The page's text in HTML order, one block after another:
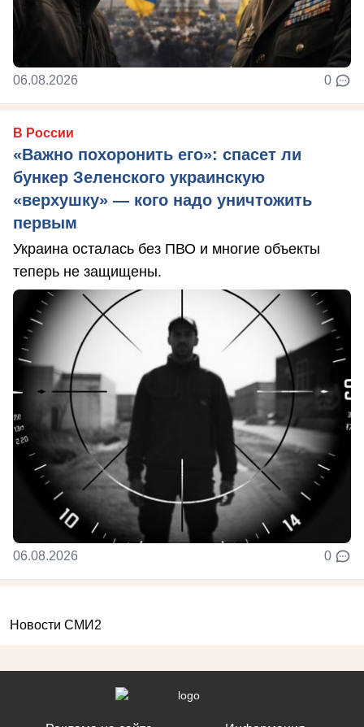
06.08.2026 0
В России
«Важно похоронить его»: спасет ли
бункер Зеленского украинскую
«верхушку» — кого надо уничтожить
первым
Украина осталась без ПВО и многие объекты
теперь не защищены.
06.08.2026 0
Новости СМИ2